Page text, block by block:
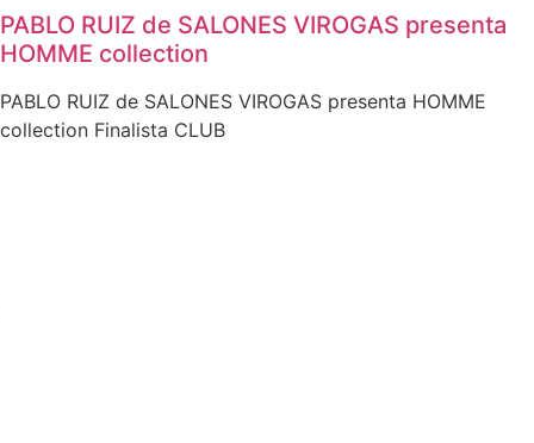
PABLO RUIZ de SALONES VIROGAS presenta
HOMME collection
PABLO RUIZ de SALONES VIROGAS presenta HOMME
collection Finalista CLUB